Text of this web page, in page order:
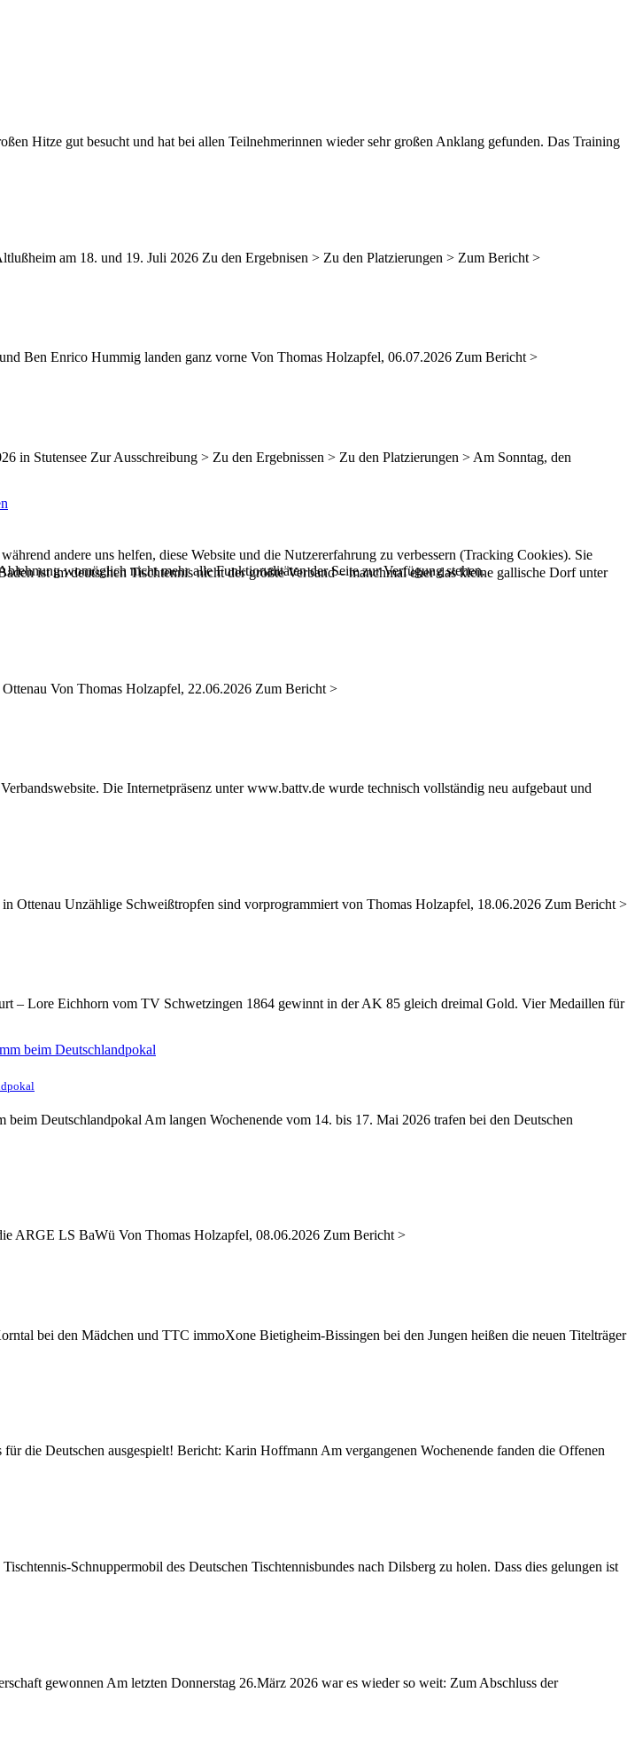
Hitze gut besucht und hat bei allen Teilnehmerinnen wieder sehr großen Anklang gefunden. Das Training
am 18. und 19. Juli 2026 Zu den Ergebnisen > Zu den Platzierungen > Zum Bericht >
Ben Enrico Hummig landen ganz vorne Von Thomas Holzapfel, 06.07.2026 Zum Bericht >
in Stutensee Zur Ausschreibung > Zu den Ergebnissen > Zu den Platzierungen > Am Sonntag, den
ist im deutschen Tischtennis nicht der größte Verband – manchmal eher das kleine gallische Dorf unter
Von Thomas Holzapfel, 22.06.2026 Zum Bericht >
Die Internetpräsenz unter www.battv.de wurde technisch vollständig neu aufgebaut und
Ottenau Unzählige Schweißtropfen sind vorprogrammiert von Thomas Holzapfel, 18.06.2026 Zum Bericht >
– Lore Eichhorn vom TV Schwetzingen 1864 gewinnt in der AK 85 gleich dreimal Gold. Vier Medaillen für
Deutschlandpokal Am langen Wochenende vom 14. bis 17. Mai 2026 trafen bei den Deutschen
ARGE LS BaWü Von Thomas Holzapfel, 08.06.2026 Zum Bericht >
bei den Mädchen und TTC immoXone Bietigheim-Bissingen bei den Jungen heißen die neuen Titelträger
die Deutschen ausgespielt! Bericht: Karin Hoffmann Am vergangenen Wochenende fanden die Offenen
Schnuppermobil des Deutschen Tischtennisbundes nach Dilsberg zu holen. Dass dies gelungen ist
gewonnen Am letzten Donnerstag 26.März 2026 war es wieder so weit: Zum Abschluss der
andere uns helfen, diese Website und die Nutzererfahrung zu verbessern (Tracking Cookies). Sie
womöglich nicht mehr alle Funktionalitäten der Seite zur Verfügung stehen.